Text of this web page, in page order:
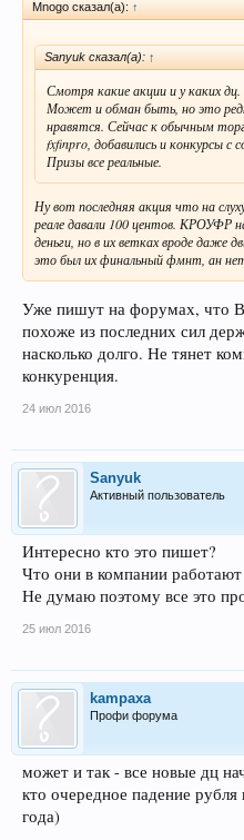
Mnogo сказал(а): ↑
Sanyuk сказал(а): ↑
Смотря какие акции и у каких дц.
Может и обман быть, но это
нравятся. Сейчас к обычным
fxfinpro, добавились и конкурсы с
Призы все реальные.
Ну вот последняя акция что на
реале давали 100 центов. КРОУФР
деньги, но в их ветках вроде даже
это был их финальный фмнт, ан
Уже пишут на форумах, что
похоже из последних сил
насколько долго. Не тянет
конкуренция.
24 июл 2016
Sanyuk
Активный пользователь
Интересно кто это пишет?
Что они в компании
Не думаю поэтому все это
25 июл 2016
kampaxa
Профи форума
может и так - все новые дц
кто очередное падение
года)